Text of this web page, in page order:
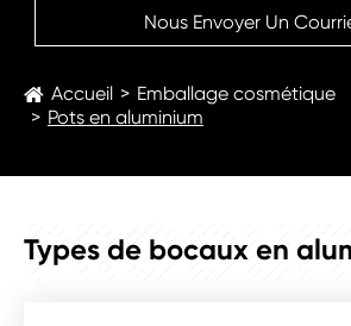
Nous Envoyer Un
Accueil
Emballage cosmétique
Pots en aluminium
Types de bocaux en